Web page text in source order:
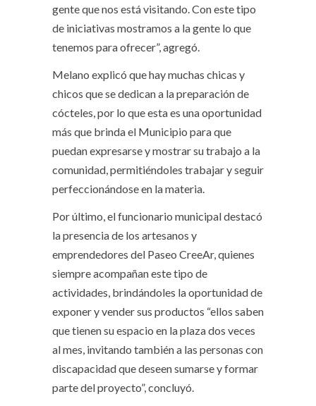
gente que nos está visitando. Con este tipo
de iniciativas mostramos a la gente lo que
tenemos para ofrecer”, agregó.
Melano explicó que hay muchas chicas y
chicos que se dedican a la preparación de
cócteles, por lo que esta es una oportunidad
más que brinda el Municipio para que
puedan expresarse y mostrar su trabajo a la
comunidad, permitiéndoles trabajar y seguir
perfeccionándose en la materia.
Por último, el funcionario municipal destacó
la presencia de los artesanos y
emprendedores del Paseo CreeAr, quienes
siempre acompañan este tipo de
actividades, brindándoles la oportunidad de
exponer y vender sus productos “ellos saben
que tienen su espacio en la plaza dos veces
al mes, invitando también a las personas con
discapacidad que deseen sumarse y formar
parte del proyecto”, concluyó.